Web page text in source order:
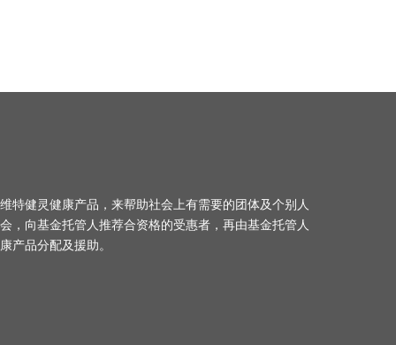
特健灵健康产品，来帮助社会上有需要的团体及个别人
，向基金托管人推荐合资格的受惠者，再由基金托管人
产品分配及援助。